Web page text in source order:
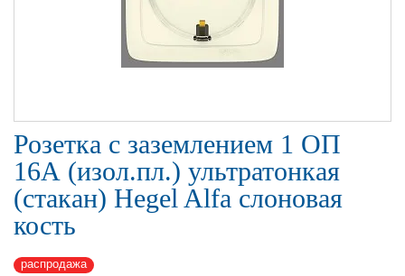
Розетка с заземлением 1 ОП
16А (изол.пл.) ультратонкая
(стакан) Hegel Alfa слоновая
кость
распродажа